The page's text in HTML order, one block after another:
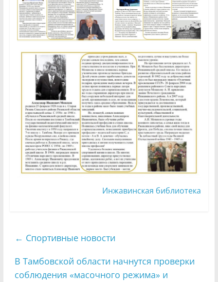
Инжавинская библиотека
← Спортивные новости
В Тамбовской области начнутся проверки
соблюдения «масочного режима» и